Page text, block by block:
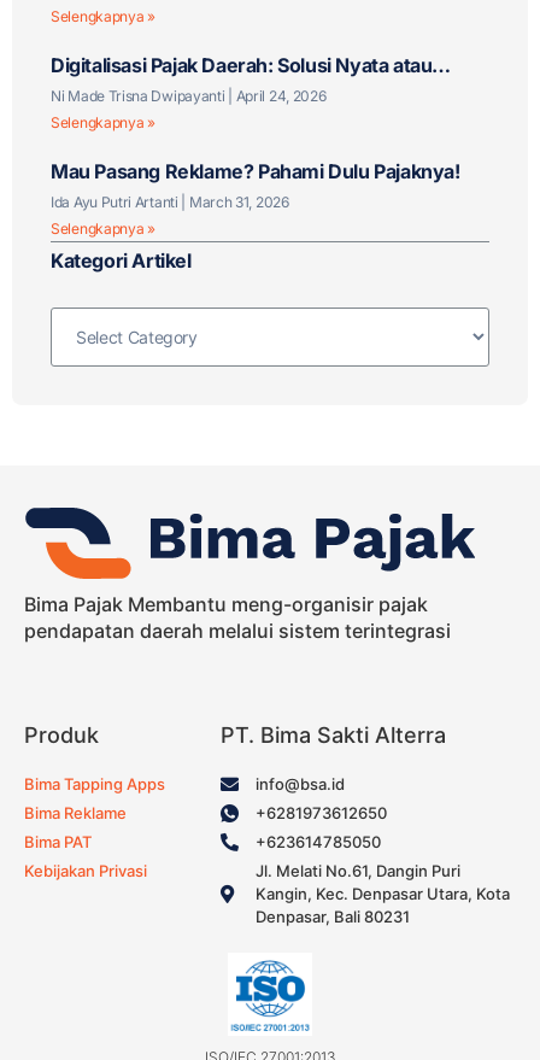
Selengkapnya »
Digitalisasi Pajak Daerah: Solusi Nyata atau
Tantangan Baru?
Ni Made Trisna Dwipayanti
April 24, 2026
Selengkapnya »
Mau Pasang Reklame? Pahami Dulu Pajaknya!
Ida Ayu Putri Artanti
March 31, 2026
Selengkapnya »
Kategori Artikel
Bima Pajak Membantu meng-organisir pajak
pendapatan daerah melalui sistem terintegrasi
Produk
Bima Tapping Apps
Bima Reklame
Bima PAT
Kebijakan Privasi
PT. Bima Sakti Alterra
info@bsa.id
+6281973612650
+623614785050
Jl. Melati No.61, Dangin Puri
Kangin, Kec. Denpasar Utara, Kota
Denpasar, Bali 80231